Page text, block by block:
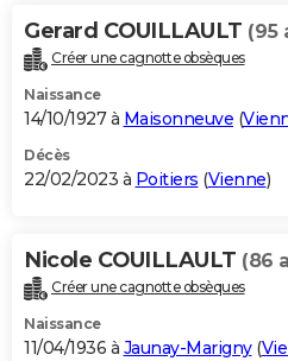
Gerard COUILLAULT (95
Créer une cagnotte obsèques
Naissance
14/10/1927 à Maisonneuve (
Décès
22/02/2023 à Poitiers (Vienne)
Nicole COUILLAULT (86
Créer une cagnotte obsèques
Naissance
11/04/1936 à Jaunay-Marigny(